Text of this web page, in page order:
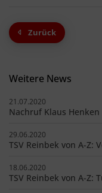
Zurück
Weitere News
21.07.2020
Nachruf Klaus Henken
29.06.2020
TSV Reinbek von A-Z:
18.06.2020
TSV Reinbek von A-Z: